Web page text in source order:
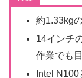
約1.33kg
14インチ
作業でも
Intel